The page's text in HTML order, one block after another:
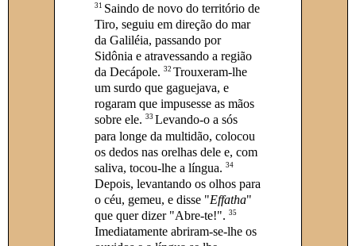
31 Saindo de novo do território de
Tiro, seguiu em direção do mar
da Galiléia, passando por
Sidônia e atravessando a região
da Decápole. 32 Trouxeram-lhe
um surdo que gaguejava, e
rogaram que impusesse as mãos
sobre ele. 33 Levando-o a sós
para longe da multidão, colocou
os dedos nas orelhas dele e, com
saliva, tocou-lhe a língua. 34
Depois, levantando os olhos para
o céu, gemeu, e disse "Effatha"
que quer dizer "Abre-te!". 35
Imediatamente abriram-se-lhe os